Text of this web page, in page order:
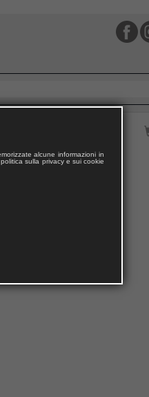
alcune informazioni in
sulla privacy e sui cookie